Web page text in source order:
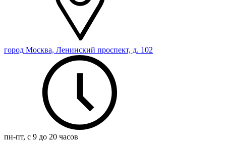
город Москва, Ленинский проспект, д. 102
пн-пт, с 9 до 20 часов